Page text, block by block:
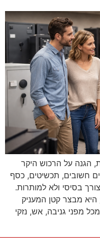
הגנה על הרכוש היקר
חשובים, תכשיטים, כסף
בסיסי ולא למותרות.
מבצר קטן המעניק
מפני גניבה, אש, נזקי